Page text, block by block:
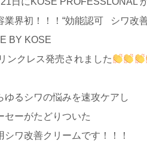
業界初！！！“効能認可 シワ改
BY KOSE
ンクレス発売されました
ゆるシワの悩みを速攻ケアし
セーがたどりついた
シワ改善クリームです！！！